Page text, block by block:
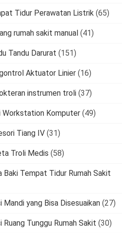
Tidur Perawatan Listrik (65)
rumah sakit manual (41)
Tandu Darurat (151)
Aktuator Linier (16)
instrumen troli (37)
Workstation Komputer (49)
Tiang IV (31)
Troli Medis (58)
Baki Tempat Tidur Rumah Sakit
Mandi yang Bisa Disesuaikan (27)
Ruang Tunggu Rumah Sakit (30)